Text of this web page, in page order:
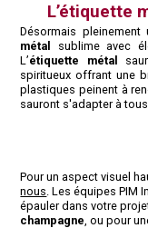
L’étiquette
Désormais
métal
sublime avec
L’étiquette métal
spiritueux offrant une
plastiques peinent à
sauront s'adapter à
Pour un aspect visuel
nous . Les équipes PIM
épauler dans votre
champagne , ou pour